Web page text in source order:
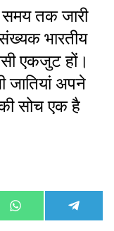
समय तक जारी
भारतीय
एकजुट हों।
जातियां अपने
सोच एक है
Share
on
WhatsAppShare
on